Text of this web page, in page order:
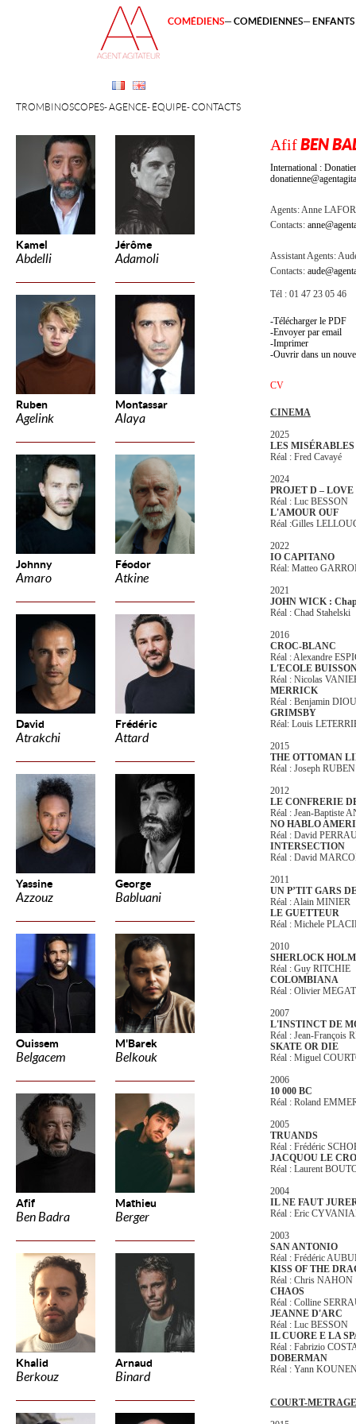
Kamel
Abdelli
Jérôme
Adamoli
Ruben
Agelink
Montassar
Alaya
Johnny
Amaro
Féodor
Atkine
David
Atrakchi
Frédéric
Attard
Yassine
Azzouz
George
Babluani
Ouissem
Belgacem
M'Barek
Belkouk
Afif
Ben Badra
Mathieu
Berger
Khalid
Berkouz
Arnaud
Binard
TROMBINOSCOPES AGENCE ÉQUIPE CONTACTS
COMÉDIENS COMÉDIENNES
AfifBEN
International :
Agents:Anne
Contacts:
Assistant Agents:
Contacts:
Tél : 01 47 23 05 46
Télécharger le PDF
Envoyer par email
Imprimer
Ouvrir dans un
CV
CINEMA
2025
LES MISÉRABLES
Réal : Fred Cavayé
2024
PROJET D –
Réal : Luc BESSON
L'AMOUR OUF
Réal :Gilles
2022
IO CAPITANO
Réal: Matteo
2021
JOHN WICK :
Réal : Chad Stahelski
2016
CROC-BLANC
Réal : Alexandre
L'ECOLE
Réal : Nicolas
MERRICK
Réal : Benjamin
GRIMSBY
Réal: Louis
2015
THE OTTOMAN
Réal : Joseph RUBEN
2012
LE CONFRERIE
Réal : Jean-Baptiste
NO HABLO
Réal : David
INTERSECTION
Réal : David
2011
UN P’TIT GARS
Réal : Alain MINIER
LE GUETTEUR
Réal : Michele
2010
SHERLOCK
Réal : Guy RITCHIE
COLOMBIANA
Réal : Olivier
2007
L'INSTINCT DE
Réal : Jean-François
SKATE OR DIE
Réal : Miguel
2006
10 000 BC
Réal : Roland
2005
TRUANDS
Réal : Frédéric
JACQUOU LE
Réal : Laurent
2004
IL NE FAUT
Réal : Eric
2003
SAN ANTONIO
Réal : Frédéric
KISS OF THE
Réal : Chris NAHON
CHAOS
Réal : Colline
JEANNE D'ARC
Réal : Luc BESSON
IL CUORE E LA
Réal : Fabrizio
DOBERMAN
Réal : Yann
COURT-METRAGE